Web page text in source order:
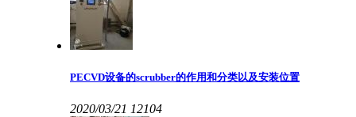
PECVD设备的scrubber的作用和分类以及安装位置
2020/03/21 12104